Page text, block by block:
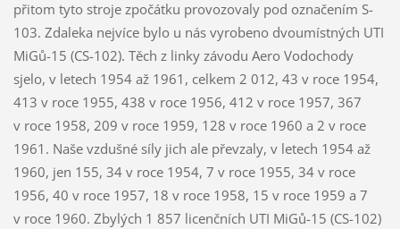
přitom tyto stroje zpočátku provozovaly pod označením S-
103. Zdaleka nejvíce bylo u nás vyrobeno dvoumístných UTI
MiGů-15 (CS-102). Těch z linky závodu Aero Vodochody
sjelo, v letech 1954 až 1961, celkem 2 012, 43 v roce 1954,
413 v roce 1955, 438 v roce 1956, 412 v roce 1957, 367
v roce 1958, 209 v roce 1959, 128 v roce 1960 a 2 v roce
1961. Naše vzdušné síly jich ale převzaly, v letech 1954 až
1960, jen 155, 34 v roce 1954, 7 v roce 1955, 34 v roce
1956, 40 v roce 1957, 18 v roce 1958, 15 v roce 1959 a 7
v roce 1960. Zbylých 1 857 licenčních UTI MiGů-15 (CS-102)